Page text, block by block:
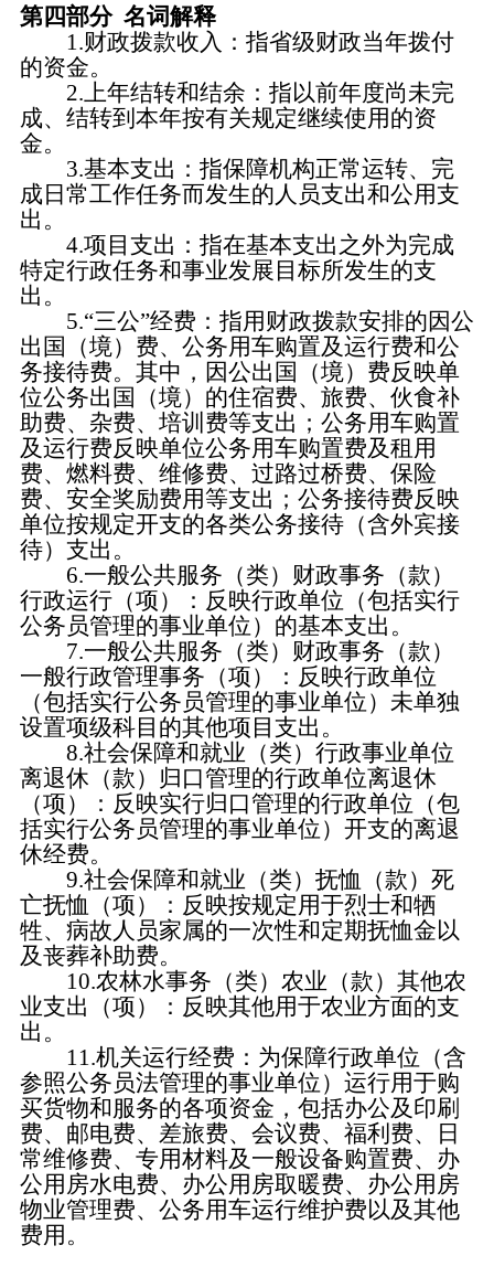
第四部分 名词解释
1.财政拨款收入：指省级财政当年拨付
的资金。
2.上年结转和结余：指以前年度尚未完
成、结转到本年按有关规定继续使用的资
金。
3.基本支出：指保障机构正常运转、完
成日常工作任务而发生的人员支出和公用支
出。
4.项目支出：指在基本支出之外为完成
特定行政任务和事业发展目标所发生的支
出。
5.“三公”经费：指用财政拨款安排的因公
出国（境）费、公务用车购置及运行费和公
务接待费。其中，因公出国（境）费反映单
位公务出国（境）的住宿费、旅费、伙食补
助费、杂费、培训费等支出；公务用车购置
及运行费反映单位公务用车购置费及租用
费、燃料费、维修费、过路过桥费、保险
费、安全奖励费用等支出；公务接待费反映
单位按规定开支的各类公务接待（含外宾接
待）支出。
6.一般公共服务（类）财政事务（款）
行政运行（项）：反映行政单位（包括实行
公务员管理的事业单位）的基本支出。
7.一般公共服务（类）财政事务（款）
一般行政管理事务（项）：反映行政单位
（包括实行公务员管理的事业单位）未单独
设置项级科目的其他项目支出。
8.社会保障和就业（类）行政事业单位
离退休（款）归口管理的行政单位离退休
（项）：反映实行归口管理的行政单位（包
括实行公务员管理的事业单位）开支的离退
休经费。
9.社会保障和就业（类）抚恤（款）死
亡抚恤（项）：反映按规定用于烈士和牺
牲、病故人员家属的一次性和定期抚恤金以
及丧葬补助费。
10.农林水事务（类）农业（款）其他农
业支出（项）：反映其他用于农业方面的支
出。
11.机关运行经费：为保障行政单位（含
参照公务员法管理的事业单位）运行用于购
买货物和服务的各项资金，包括办公及印刷
费、邮电费、差旅费、会议费、福利费、日
常维修费、专用材料及一般设备购置费、办
公用房水电费、办公用房取暖费、办公用房
物业管理费、公务用车运行维护费以及其他
费用。